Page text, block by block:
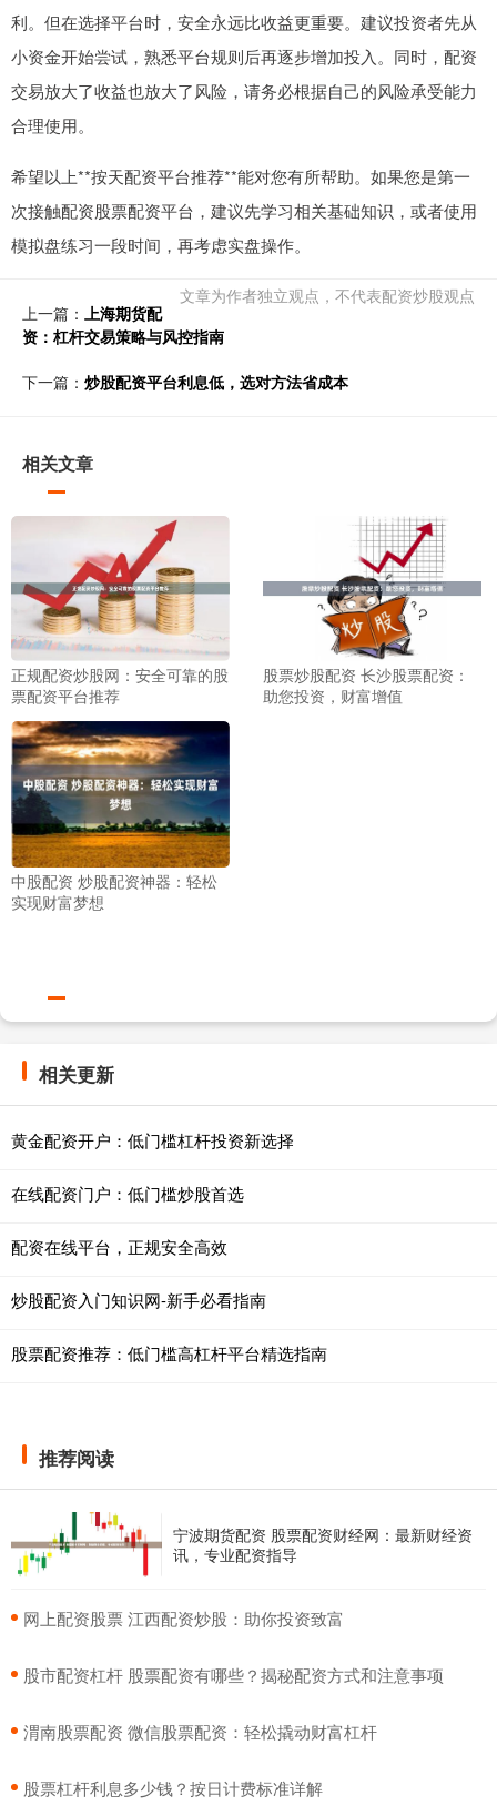
利。但在选择平台时，安全永远比收益更重要。建议投资者先从
小资金开始尝试，熟悉平台规则后再逐步增加投入。同时，配资
交易放大了收益也放大了风险，请务必根据自己的风险承受能力
合理使用。
希望以上**按天配资平台推荐**能对您有所帮助。如果您是第一
次接触配资股票配资平台，建议先学习相关基础知识，或者使用
模拟盘练习一段时间，再考虑实盘操作。
文章为作者独立观点，不代表配资炒股观点
上一篇： 上海期货配
资：杠杆交易策略与风控指南
下一篇： 炒股配资平台利息低，选对方法省成本
相关文章
正规配资炒股网：安全可靠的股
票配资平台推荐
股票炒股配资 长沙股票配资：
助您投资，财富增值
中股配资 炒股配资神器：轻松
实现财富梦想
相关更新
黄金配资开户：低门槛杠杆投资新选择
在线配资门户：低门槛炒股首选
配资在线平台，正规安全高效
炒股配资入门知识网-新手必看指南
股票配资推荐：低门槛高杠杆平台精选指南
推荐阅读
宁波期货配资 股票配资财经网：最新财经资
讯，专业配资指导
​网上配资股票 江西配资炒股：助你投资致富
​股市配资杠杆 股票配资有哪些？揭秘配资方式和注意事项
​渭南股票配资 微信股票配资：轻松撬动财富杠杆
​股票杠杆利息多少钱？按日计费标准详解